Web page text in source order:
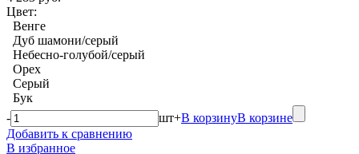
Цвет:
Венге
Дуб шамони/серый
Небесно-голубой/серый
Орех
Серый
Бук
-
шт+В корзинуВ корзине
Добавить к сравнению
В избранное